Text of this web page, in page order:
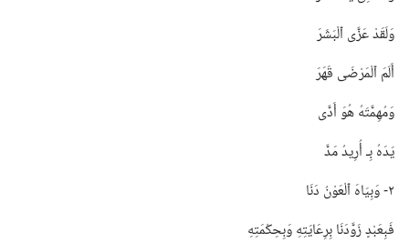
وَلَقَدْ عَزَّى ٱلْبَشَرَ
أَلَمَ ٱلْمَرْضَى قَهَرَ
وَمُهِمَّتَهُ هُوَ أَدَّى
يَدَهُ بِـ‍ أُرِيدُ مَدَّ
٢-‏ وَبِيَاهَ ٱلْعَوْنُ دَنَا
فَبِعَبْدٍ زَوَّدَنَا بِرِعَايَتِهِ وَبِحِكْمَتِهِ